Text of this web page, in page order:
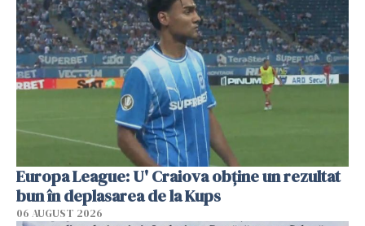
Europa League: U' Craiova obține un rezultat
bun în deplasarea de la Kups
06 AUGUST 2026